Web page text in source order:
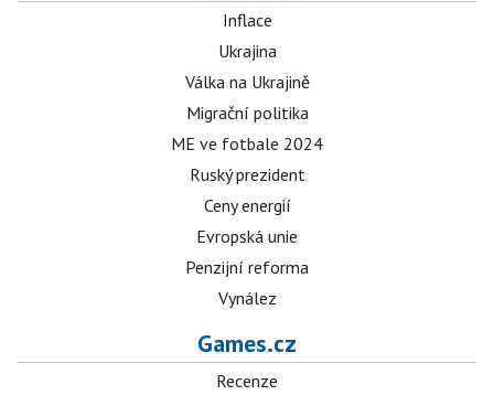
Inflace
Ukrajina
Válka na Ukrajině
Migrační politika
ME ve fotbale 2024
Ruský prezident
Ceny energií
Evropská unie
Penzijní reforma
Vynález
Games.cz
Recenze